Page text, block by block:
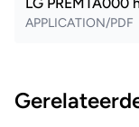
APPLICATION/PDF